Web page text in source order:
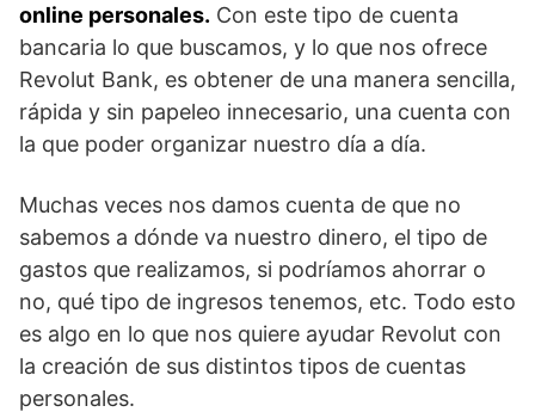
online personales. Con este tipo de cuenta
bancaria lo que buscamos, y lo que nos ofrece
Revolut Bank, es obtener de una manera sencilla,
rápida y sin papeleo innecesario, una cuenta con
la que poder organizar nuestro día a día.
Muchas veces nos damos cuenta de que no
sabemos a dónde va nuestro dinero, el tipo de
gastos que realizamos, si podríamos ahorrar o
no, qué tipo de ingresos tenemos, etc. Todo esto
es algo en lo que nos quiere ayudar Revolut con
la creación de sus distintos tipos de cuentas
personales.